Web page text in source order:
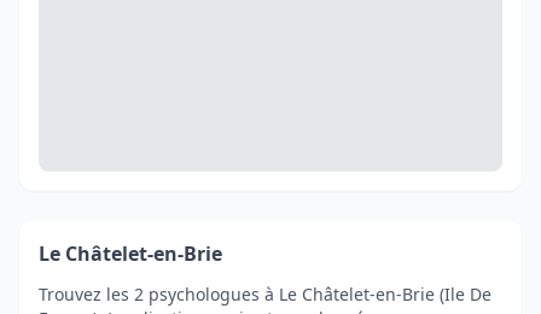
Le Châtelet-en-Brie
Trouvez les 2 psychologues à Le Châtelet-en-Brie (Ile De